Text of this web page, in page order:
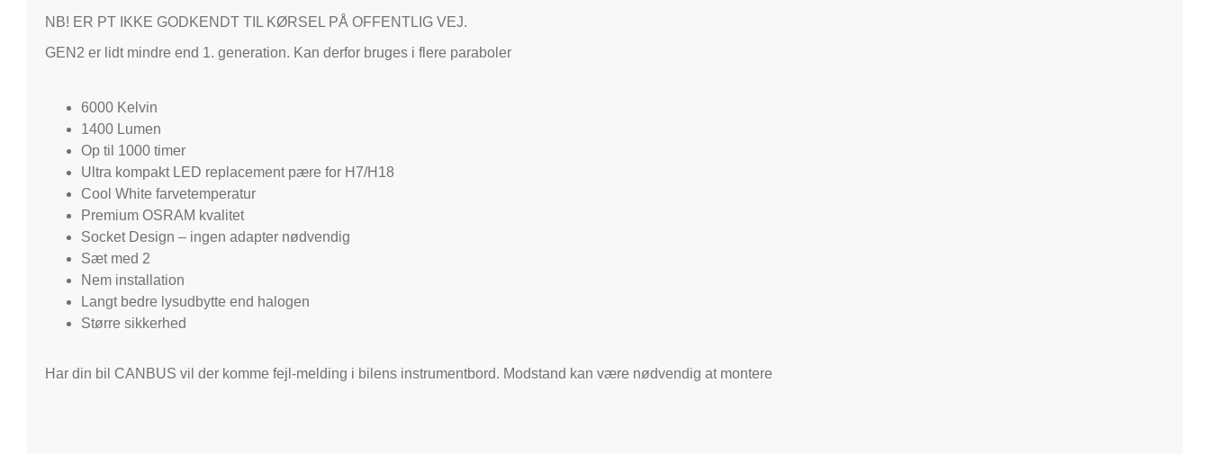
NB! ER PT IKKE GODKENDT TIL KØRSEL PÅ OFFENTLIG VEJ.
GEN2 er lidt mindre end 1. generation. Kan derfor bruges i flere paraboler
6000 Kelvin
1400 Lumen
Op til 1000 timer
Ultra kompakt LED replacement pære for H7/H18
Cool White farvetemperatur
Premium OSRAM kvalitet
Socket Design – ingen adapter nødvendig
Sæt med 2
Nem installation
Langt bedre lysudbytte end halogen
Større sikkerhed
Har din bil CANBUS vil der komme fejl-melding i bilens instrumentbord. Modstand kan være nødvendig at montere